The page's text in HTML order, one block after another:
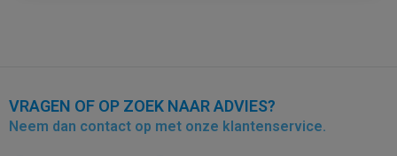
VRAGEN OF OP ZOEK NAAR ADVIES?
Neem dan contact op met onze klantenservice.